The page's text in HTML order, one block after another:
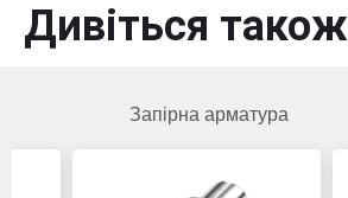
Дивіться також
Запірна арматура